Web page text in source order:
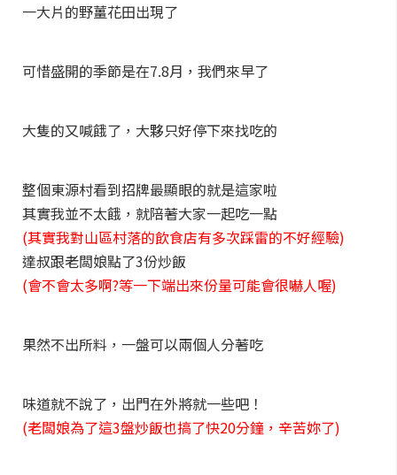
一大片的野薑花田出現了
可惜盛開的季節是在7.8月，我們來早了
大隻的又喊餓了，大夥只好停下來找吃的
整個東源村看到招牌最顯眼的就是這家啦
其實我並不太餓，就陪著大家一起吃一點
(其實我對山區村落的飲食店有多次踩雷的不好經驗)
達叔跟老闆娘點了3份炒飯
(會不會太多啊?等一下端出來份量可能會很嚇人喔)
果然不出所料，一盤可以兩個人分著吃
味道就不說了，出門在外將就一些吧！
(老闆娘為了這3盤炒飯也搞了快20分鐘，辛苦妳了)